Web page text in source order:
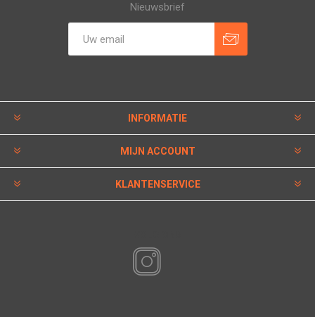
Nieuwsbrief
INFORMATIE
MIJN ACCOUNT
KLANTENSERVICE